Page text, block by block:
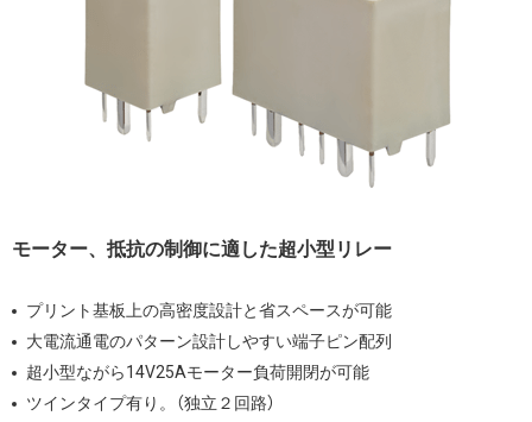
モーター、抵抗の制御に適した超小型リレー
プリント基板上の高密度設計と省スペースが可能
大電流通電のパターン設計しやすい端子ピン配列
超小型ながら14V25Aモーター負荷開閉が可能
ツインタイプ有り。（独立２回路）